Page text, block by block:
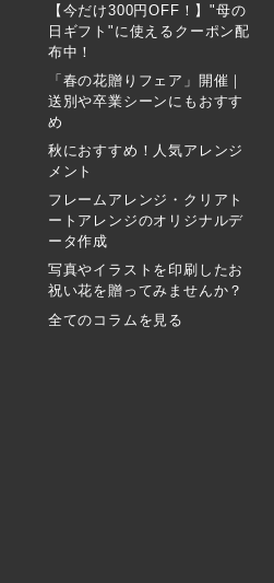
【今だけ300円OFF！】"母の
日ギフト"に使えるクーポン配
布中！
「春の花贈りフェア」開催｜
送別や卒業シーンにもおすす
め
秋におすすめ！人気アレンジ
メント
フレームアレンジ・クリアト
ートアレンジのオリジナルデ
ータ作成
写真やイラストを印刷したお
祝い花を贈ってみませんか？
全てのコラムを見る